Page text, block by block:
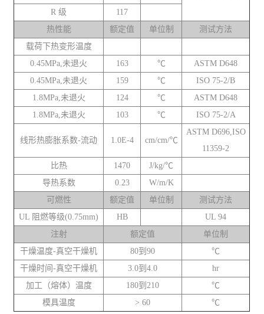
R 级
117
热性能
额定值 单位制
测试方法
载荷下热变形温度
0.45MPa,未退火
163 ℃
ASTM D648
0.45MPa,未退火
159 ℃
ISO 75-2/B
1.8MPa,未退火
124 ℃
ASTM D648
1.8MPa,未退火
103 ℃ ISO 75-2/A
线形热膨胀系数-流动 1.0E-4 cm/cm/℃
ASTM D696,ISO
11359-2
比热
1470
J/kg/℃
导热系数
0.23
W/m/K
可燃性
额定值 单位制
测试方法
UL 阻燃等级(0.75mm)
HB
UL 94
注射
额定值
单位制
干燥温度-真空干燥机
80到90
℃
干燥时间-真空干燥机
3.0到4.0
hr
加工（熔体）温度
180到210
℃
模具温度
> 60 ℃